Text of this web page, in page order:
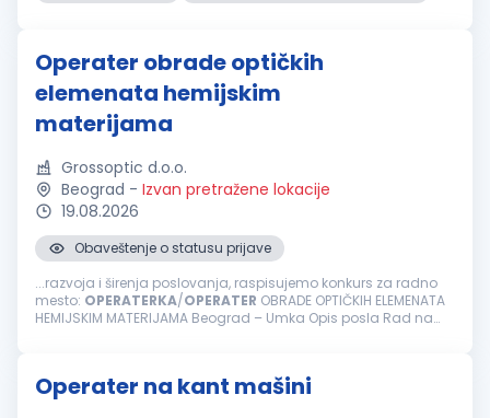
Operater obrade optičkih
elemenata hemijskim
materijama
Grossoptic d.o.o.
Beograd - Izvan pretražene lokacije
19.08.2026
Obaveštenje o statusu prijave
...razvoja i širenja poslovanja, raspisujemo konkurs za radno
mesto: OPERATERKA/OPERATER OBRADE OPTIČKIH ELEMENATA
HEMIJSKIM MATERIJAMA Beograd – Umka Opis posla Rad na
Operater na kant mašini